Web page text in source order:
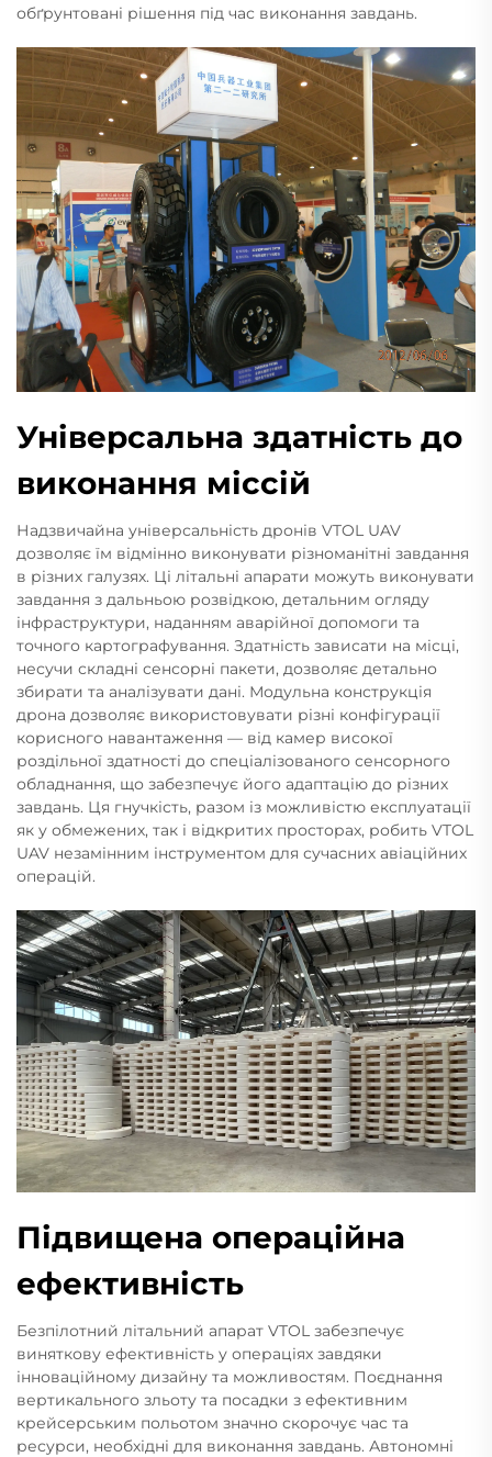
обґрунтовані рішення під час виконання завдань.
Універсальна здатність до
виконання міссій
Надзвичайна універсальність дронів VTOL UAV
дозволяє їм відмінно виконувати різноманітні завдання
в різних галузях. Ці літальні апарати можуть виконувати
завдання з дальньою розвідкою, детальним огляду
інфраструктури, наданням аварійної допомоги та
точного картографування. Здатність зависати на місці,
несучи складні сенсорні пакети, дозволяє детально
збирати та аналізувати дані. Модульна конструкція
дронa дозволяє використовувати різні конфігурації
корисного навантаження — від камер високої
роздільної здатності до спеціалізованого сенсорного
обладнання, що забезпечує його адаптацію до різних
завдань. Ця гнучкість, разом із можливістю експлуатації
як у обмежених, так і відкритих просторах, робить VTOL
UAV незамінним інструментом для сучасних авіаційних
операцій.
Підвищена операційна
ефективність
Безпілотний літальний апарат VTOL забезпечує
виняткову ефективність у операціях завдяки
інноваційному дизайну та можливостям. Поєднання
вертикального зльоту та посадки з ефективним
крейсерським польотом значно скорочує час та
ресурси, необхідні для виконання завдань. Автономні